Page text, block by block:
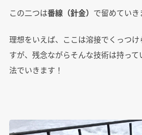
この二つは番線（針金） で留めていき
理想をいえば、ここは溶接でくっつ
すが、残念ながらそんな技術は持っ
法でいきます！